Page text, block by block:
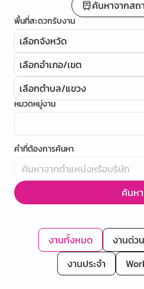
ค้นหาจากสถ
พื้นที่สะดวกรับงาน
เลือกจังหวัด
เลือกอำเภอ/เขต
เลือกตำบล/แขวง
หมวดหมู่งาน
คำที่ต้องการค้นหา
ค้นหา
งานทั้งหมด งานด่วน
งานประจำ